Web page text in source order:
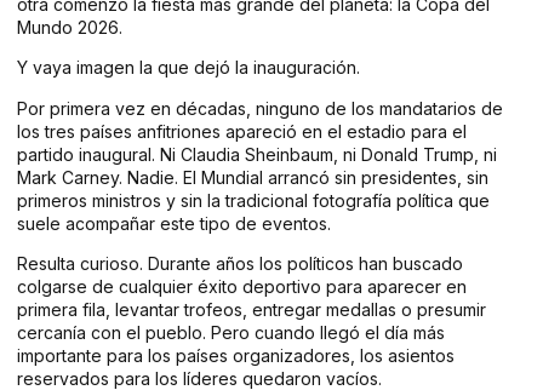
Mundo 2026.
Y vaya imagen la que dejó la inauguración.
Por primera vez en décadas, ninguno de los mandatarios de
los tres países anfitriones apareció en el estadio para el
partido inaugural. Ni Claudia Sheinbaum, ni Donald Trump, ni
Mark Carney. Nadie. El Mundial arrancó sin presidentes, sin
primeros ministros y sin la tradicional fotografía política que
suele acompañar este tipo de eventos.
Resulta curioso. Durante años los políticos han buscado
colgarse de cualquier éxito deportivo para aparecer en
primera fila, levantar trofeos, entregar medallas o presumir
cercanía con el pueblo. Pero cuando llegó el día más
importante para los países organizadores, los asientos
reservados para los líderes quedaron vacíos.